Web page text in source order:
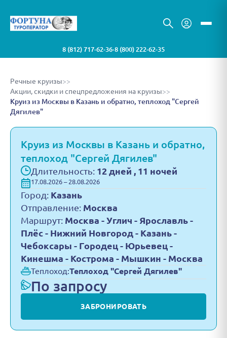
8 (812) 717-62-36•8 (800) 222-62-35
Речные круизы>>
Акции, скидки и спецпредложения на круизы>>
Круиз из Москвы в Казань и обратно, теплоход "Сергей
Дягилев"
Круиз из Москвы в Казань и обратно,
теплоход "Сергей Дягилев"
Длительность: 12 дней , 11 ночей
17.08.2026 – 28.08.2026
Город: Казань
Отправление: Москва
Маршрут: Москва - Углич - Ярославль -
Плёс - Нижний Новгород - Казань -
Чебоксары - Городец - Юрьевец -
Кинешма - Кострома - Мышкин - Москва
Теплоход:Теплоход "Сергей Дягилев"
По запросу
ЗАБРОНИРОВАТЬ